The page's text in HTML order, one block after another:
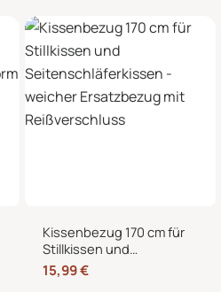
Kissenbezug 170 cm für
Stillkissen und
Seitenschläferkissen –
weicher Ersatzbezug mit
15,99€